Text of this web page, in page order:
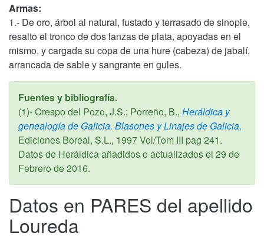
Armas:
1.- De oro, árbol al natural, fustado y terrasado de sinople,
resalto el tronco de dos lanzas de plata, apoyadas en el
mismo, y cargada su copa de una hure (cabeza) de jabalí,
arrancada de sable y sangrante en gules.
Fuentes y bibliografía.
(1)- Crespo del Pozo, J.S.; Porreño, B., Heráldica y
genealogía de Galicia. Blasones y Linajes de Galicia,
Ediciones Boreal, S.L., 1997Vol/Tom III pag 241.
Datos de Heráldica añadidos o actualizados el 29 de
Febrero de 2016.
Datos en PARES del apellido
Loureda